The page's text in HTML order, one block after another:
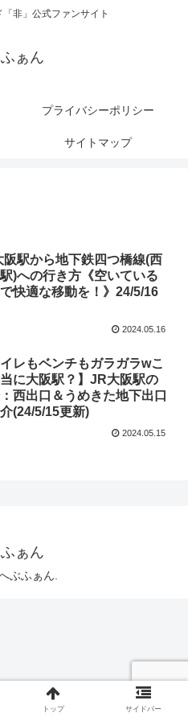
非」公式ファンサイト
ぁん
プライバシーポリシー
サイトマップ
阪駅から地下鉄四つ橋線(西
)への行き方《空いている
快適な移動を！》24/5/16
2024.05.16
イレもベンチもガラガラwこ
に大阪駅？】JR大阪駅の
西出口＆うめきた地下出口
(24/5/15更新)
2024.05.15
ぁん
ぶふぁん.
トップ サイドバー